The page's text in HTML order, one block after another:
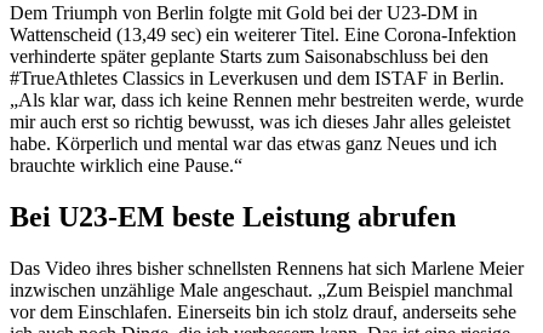
Dem Triumph von Berlin folgte mit Gold bei der U23-DM in
Wattenscheid (13,49 sec) ein weiterer Titel. Eine Corona-Infektion
verhinderte später geplante Starts zum Saisonabschluss bei den
#TrueAthletes Classics in Leverkusen und dem ISTAF in Berlin.
„Als klar war, dass ich keine Rennen mehr bestreiten werde, wurde
mir auch erst so richtig bewusst, was ich dieses Jahr alles geleistet
habe. Körperlich und mental war das etwas ganz Neues und ich
brauchte wirklich eine Pause.“
Bei U23-EM beste Leistung abrufen
Das Video ihres bisher schnellsten Rennens hat sich Marlene Meier
inzwischen unzählige Male angeschaut. „Zum Beispiel manchmal
vor dem Einschlafen. Einerseits bin ich stolz drauf, anderseits sehe